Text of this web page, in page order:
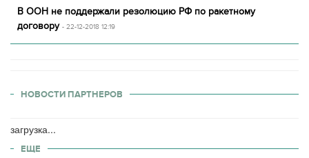
В ООН не поддержали резолюцию РФ по ракетному
договору - 22-12-2018 12:19
НОВОСТИ ПАРТНЕРОВ
загрузка...
ЕЩЕ